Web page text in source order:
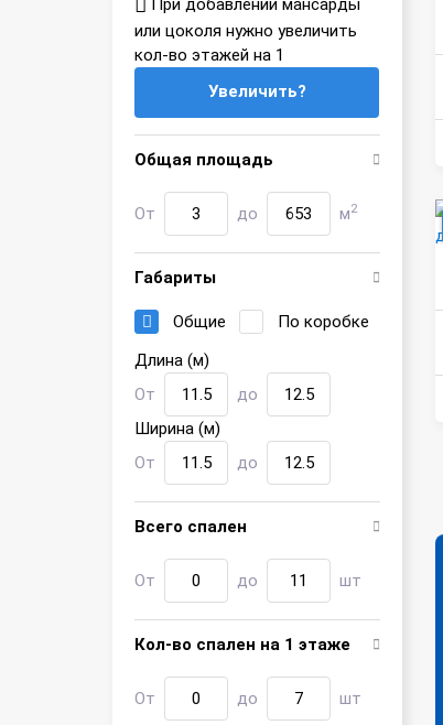
или цоколя нужно увеличить
кол-во этажей на 1
Увеличить?
Общая площадь
От до м2
Габариты
Общие
По коробке
Длина (м)
От
до
Ширина (м)
От
до
Всего спален
От до шт
Кол-во спален на 1 этаже
От до шт